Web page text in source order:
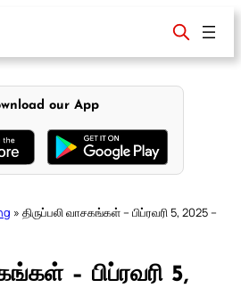
our App
» திருப்பலி வாசகங்கள் – பிப்ரவரி 5, 2025 –
– பிப்ரவரி 5,